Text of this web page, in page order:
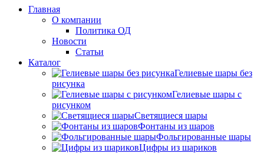
Главная
О компании
Политика ОД
Новости
Статьи
Каталог
Гелиевые шары без
рисунка
Гелиевые шары с
рисунком
Светящиеся шары
Фонтаны из шаров
Фольгированные шары
Цифры из шариков